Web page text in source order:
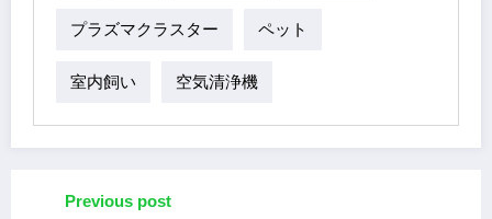
プラズマクラスター ペット
室内飼い 空気清浄機
Previous post